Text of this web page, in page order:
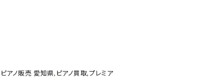
ピアノ販売 愛知県, ピアノ買取,プレミア